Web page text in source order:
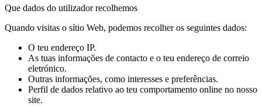
Que dados do utilizador recolhemos
Quando visitas o sítio Web, podemos recolher os seguintes dados:
O teu endereço IP.
As tuas informações de contacto e o teu endereço de correio
eletrónico.
Outras informações, como interesses e preferências.
Perfil de dados relativo ao teu comportamento online no nosso
site.